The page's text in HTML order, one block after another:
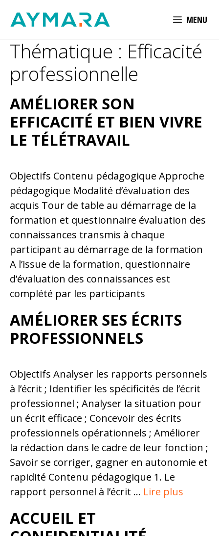
MENU
Thématique : Efficacité
professionnelle
AMÉLIORER SON
EFFICACITÉ ET BIEN VIVRE
LE TÉLÉTRAVAIL
Objectifs Contenu pédagogique Approche
pédagogique Modalité d’évaluation des
acquis Tour de table au démarrage de la
formation et questionnaire évaluation des
connaissances transmis à chaque
participant au démarrage de la formation
A l’issue de la formation, questionnaire
d’évaluation des connaissances est
complété par les participants
AMÉLIORER SES ÉCRITS
PROFESSIONNELS
Objectifs Analyser les rapports personnels
à l’écrit ; Identifier les spécificités de l’écrit
professionnel ; Analyser la situation pour
un écrit efficace ; Concevoir des écrits
professionnels opérationnels ; Améliorer
la rédaction dans le cadre de leur fonction ;
Savoir se corriger, gagner en autonomie et
rapidité Contenu pédagogique 1. Le
rapport personnel à l’écrit … Lire plus
ACCUEIL ET